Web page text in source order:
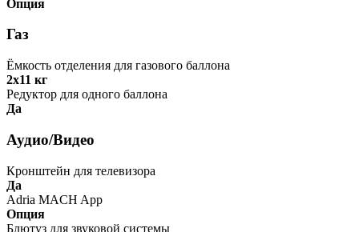
Опция
Газ
Ёмкость отделения для газового баллона
2х11 кг
Редуктор для одного баллона
Да
Аудио/Видео
Кронштейн для телевизора
Да
Adria MACH App
Опция
Блютуз для звуковой системы